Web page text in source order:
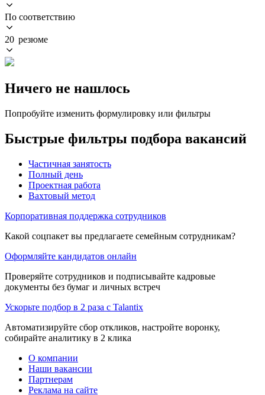
По соответствию
20 резюме
Ничего не нашлось
Попробуйте изменить формулировку или фильтры
Быстрые фильтры подбора вакансий
Частичная занятость
Полный день
Проектная работа
Вахтовый метод
Корпоративная поддержка сотрудников
Какой соцпакет вы предлагаете семейным сотрудникам?
Оформляйте кандидатов онлайн
Проверяйте сотрудников и подписывайте кадровые
документы без бумаг и личных встреч
Ускорьте подбор в 2 раза с Talantix
Автоматизируйте сбор откликов, настройте воронку,
собирайте аналитику в 2 клика
О компании
Наши вакансии
Партнерам
Реклама на сайте